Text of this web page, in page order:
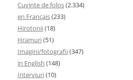
Cuvinte de folos(2.334)
en Français(233)
Hirotonii(18)
Hramuri(51)
Imagini/fotografii(347)
in English (148)
Interviuri(10)